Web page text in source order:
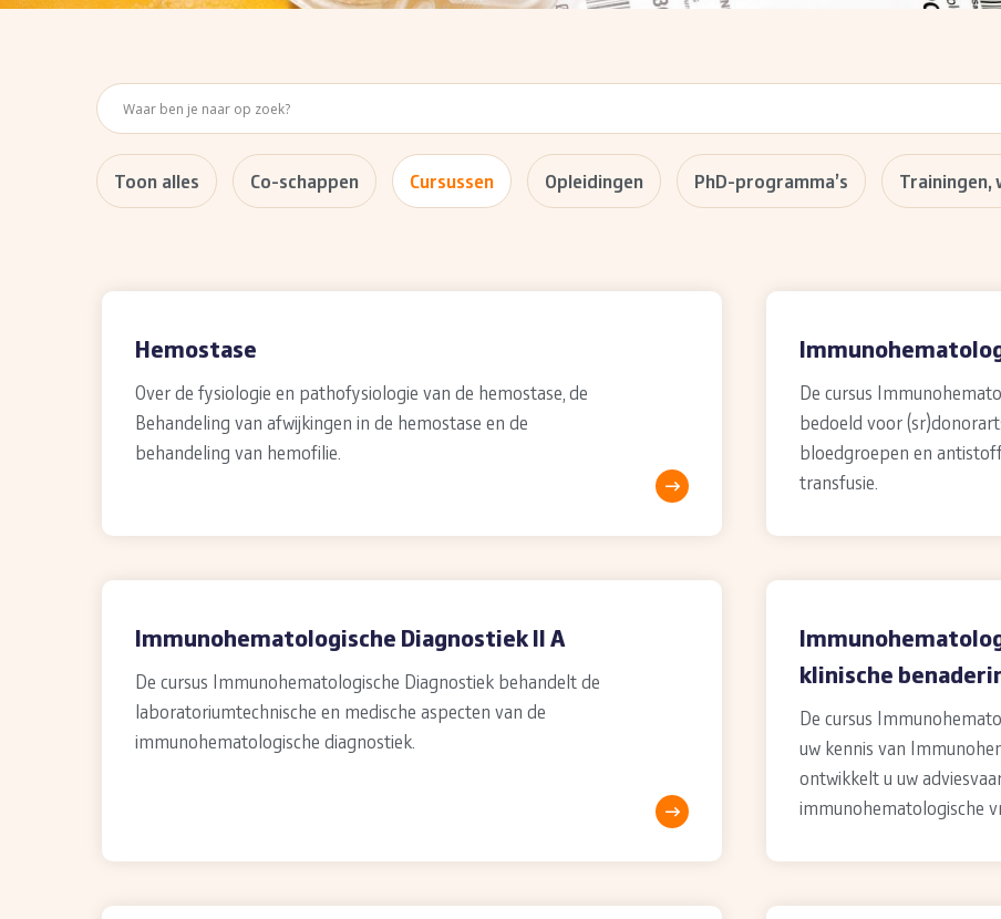
Toon alles Co-schappen Cursussen Opleidingen PhD-programma’s Trainingen,
Hemostase
Over de fysiologie en pathofysiologie van de hemostase, de
Behandeling van afwijkingen in de hemostase en de
behandeling van hemofilie.
De cursus
bedoeld voor
bloedgroepen en
transfusie.
Immunohematologische Diagnostiek II A
De cursus Immunohematologische Diagnostiek behandelt de
laboratoriumtechnische en medische aspecten van de
immunohematologische diagnostiek.
klinische
De cursus
uw kennis van
ontwikkelt u uw
immunohematologische